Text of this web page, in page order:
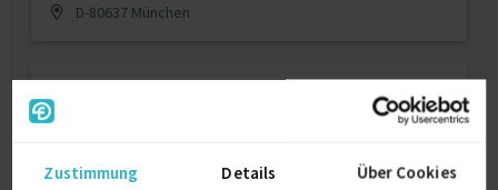
Zustimmung Details Über Cookies
D-80637 München